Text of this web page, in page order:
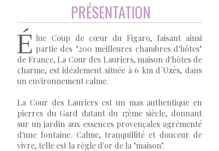
PRÉSENTATION
É lue Coup de cœur du Figaro, faisant ainsi
partie des "200 meilleures chambres d'hôtes"
de France, La Cour des Lauriers, maison d'hôtes de
charme, est idéalement située à 6 km d´Uzès, dans
un environnement calme.
La Cour des Lauriers est un mas authentique en
pierres du Gard datant du 17ème siècle, donnant
sur un jardin aux essences provençales agrémenté
d'une fontaine. Calme, tranquillité et douceur de
vivre, telle est la règle d'or de la "maison".